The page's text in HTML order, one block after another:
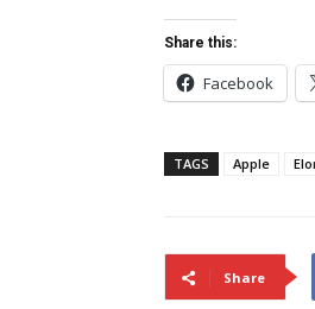
Share this:
Facebook
TAGS Apple
Share